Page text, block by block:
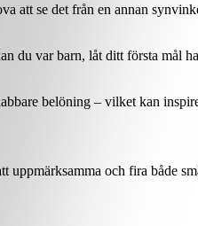
att se det från en annan
du var barn, låt ditt första mål
belöning – vilket kan
och fira både